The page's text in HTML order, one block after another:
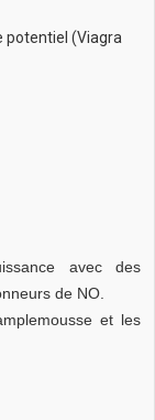
potentiel (Viagra
avec des
de NO.
et les